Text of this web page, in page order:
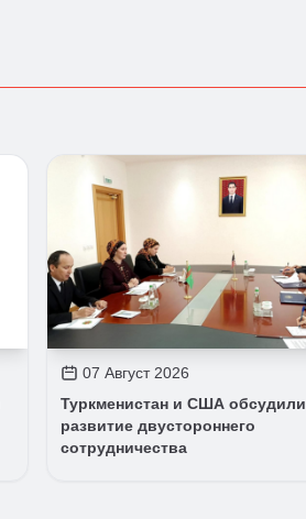
07 Август 2026
Туркменистан и США обсудили
развитие двустороннего
сотрудничества